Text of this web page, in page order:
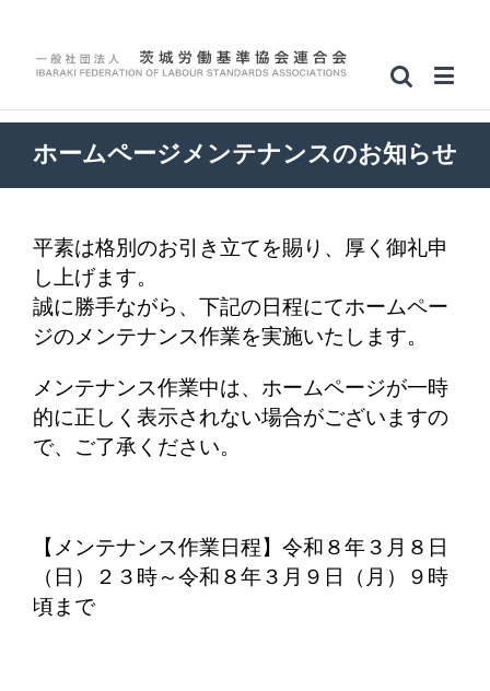
ホームページメンテナンスのお知らせ
平素は格別のお引き立てを賜り、厚く御礼申
し上げます。
誠に勝手ながら、下記の日程にてホームペー
ジのメンテナンス作業を実施いたします。
メンテナンス作業中は、ホームページが一時
的に正しく表示されない場合がございますの
で、ご了承ください。
【メンテナンス作業日程】令和８年３月８日
（日）２３時～令和８年３月９日（月）９時
頃まで